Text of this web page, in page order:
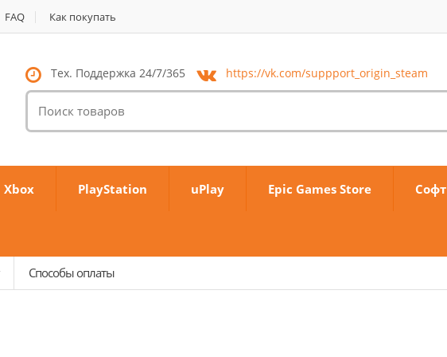
FAQ Как покупать
Тех. Поддержка 24/7/365 https://vk.com/suppport_origin_steam
Поиск
товаров:
Xbox PlayStation uPlay Epic Games Store Софт
Способы оплаты